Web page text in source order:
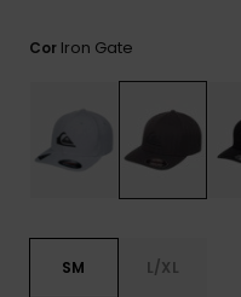
Cor Iron Gate
SM L/XL